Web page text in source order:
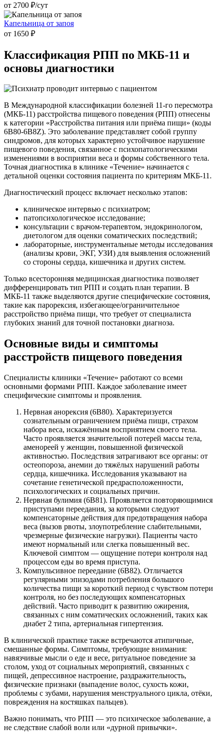
от 2700 ₽/cут
Капельница от запоя
от 1650 ₽
Классификация РПП по МКБ-11 и
основы диагностики
В Международной классификации болезней 11-го пересмотра
(МКБ-11) расстройства пищевого поведения (РПП) отнесены
к категории «Расстройства питания или приёма пищи» (коды
6B80-6B8Z). Это заболевание представляет собой группу
синдромов, для которых характерно устойчивое нарушение
пищевого поведения, связанное с психопатологическими
изменениями в восприятии веса и формы собственного тела.
Точная диагностика в клинике «Течение» начинается с
детальной оценки состояния пациента по критериям МКБ-11.
Диагностический процесс включает несколько этапов:
клиническое интервью с психиатром;
патопсихологическое исследование;
консультации с врачом-терапевтом, эндокринологом,
диетологом для оценки соматических последствий;
лабораторные, инструментальные методы исследования
(анализы крови, ЭКГ, УЗИ) для выявления осложнений
со стороны сердца, кишечника и других систем.
Только всесторонняя медицинская диагностика позволяет
дифференцировать тип РПП и создать план терапии. В
МКБ-11 также выделяются другие специфические состояния,
такие как парорексия, избегающее/ограничительное
расстройство приёма пищи, что требует от специалиста
глубоких знаний для точной постановки диагноза.
Основные виды и симптомы
расстройств пищевого поведения
Специалисты клиники «Течение» работают со всеми
основными формами РПП. Каждое заболевание имеет
специфические симптомы и проявления.
Нервная анорексия (6B80). Характеризуется
сознательным ограничением приёма пищи, страхом
набора веса, искажённым восприятием своего тела.
Часто проявляется значительной потерей массы тела,
аменореей у женщин, повышенной физической
активностью. Последствия затрагивают все органы: от
остеопороза, анемии до тяжёлых нарушений работы
сердца, кишечника. Исследования указывают на
сочетание генетической предрасположенности,
психологических и социальных причин.
Нервная булимия (6B81). Проявляется повторяющимися
приступами переедания, за которыми следуют
компенсаторные действия для предотвращения набора
веса (вызов рвоты, злоупотребление слабительными,
чрезмерные физические нагрузки). Пациенты часто
имеют нормальный или слегка повышенный вес.
Ключевой симптом — ощущение потери контроля над
процессом еды во время приступа.
Компульсивное переедание (6B82). Отличается
регулярными эпизодами потребления большого
количества пищи за короткий период с чувством потери
контроля, но без последующих компенсаторных
действий. Часто приводит к развитию ожирения,
связанных с ним соматических осложнений, таких как
диабет 2 типа, артериальная гипертензия.
В клинической практике также встречаются атипичные,
смешанные формы. Симптомы, требующие внимания:
навязчивые мысли о еде и весе, ритуальное поведение за
столом, уход от социальных мероприятий, связанных с
пищей, депрессивное настроение, раздражительность,
физические признаки (выпадение волос, сухость кожи,
проблемы с зубами, нарушения менструального цикла, отёки,
повреждения на костяшках пальцев).
Важно понимать, что РПП — это психическое заболевание, а
не следствие слабой воли или «дурной привычки».